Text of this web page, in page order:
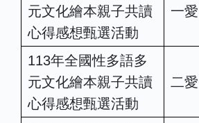
元文化繪本親子共讀
心得感想甄選活動
一愛
113年全國性多語多
元文化繪本親子共讀
心得感想甄選活動
二愛